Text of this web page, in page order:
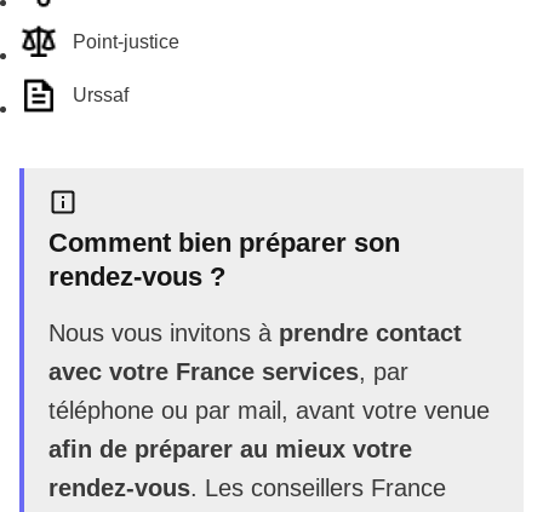
Point-justice
Urssaf
Comment bien préparer son
rendez-vous ?
Nous vous invitons à prendre contact
avec votre France services, par
téléphone ou par mail, avant votre venue
afin de préparer au mieux votre
rendez-vous. Les conseillers France